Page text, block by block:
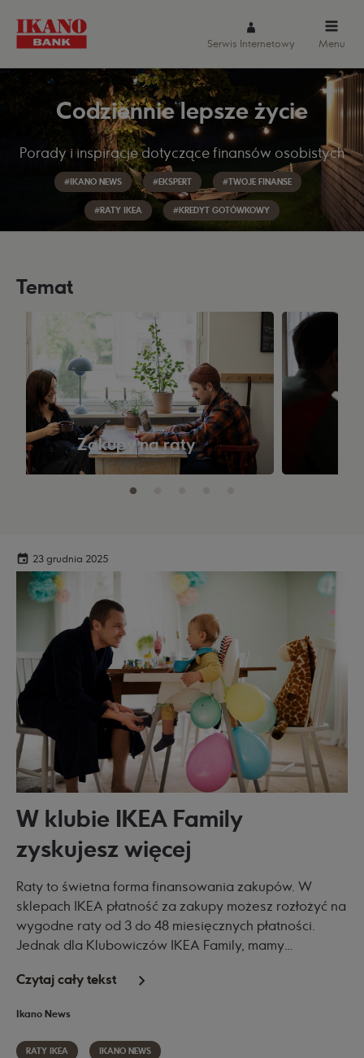
Menu
Serwis Internetowy
Codziennie lepsze życie
Porady i inspiracje dotyczące finansów osobistych
#IKANO NEWS #EKSPERT #TWOJE FINANSE
#RATY IKEA #KREDYT GOTÓWKOWY
Temat
Zakupy na raty
23 grudnia 2025
W klubie IKEA Family
zyskujesz więcej
Raty to świetna forma finansowania zakupów. W
sklepach IKEA płatność za zakupy możesz rozłożyć na
wygodne raty od 3 do 48 miesięcznych płatności.
Jednak dla Klubowiczów IKEA Family, mamy
rozłożonych na 3, 6 lub 10 rat.
Czytaj cały tekst
Ikano News
RATY IKEA IKANO NEWS